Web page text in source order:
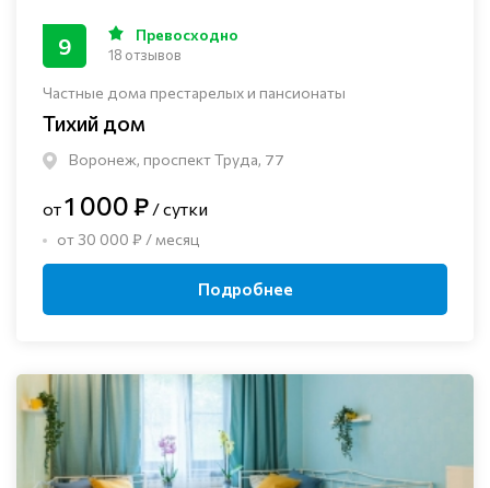
Частные дома престарелых и пансионаты
Тихий дом
Воронеж, проспект Труда, 77
9 Превосходно
18 отзывов
от1 000 ₽ / сутки
от 30 000 ₽ / месяц
Подробнее